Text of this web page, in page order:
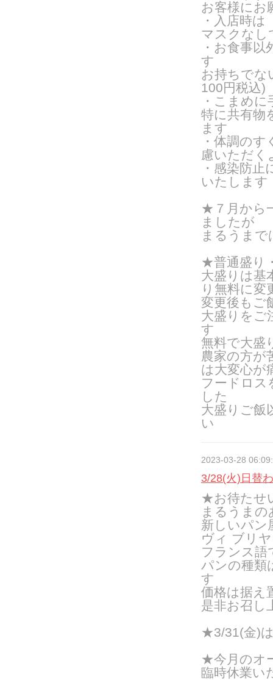
お客様にお
・入店時
マスクなし
・お食事
す
お持ちでな
100円税込)
・こまめ
特に共有物
ます
・体調の
慮いただく
・感染防
いたします
★７月から
ましたが
まるうま
★普通盛り
大盛りは基
り無料に変
変更後もご
大盛りをご
す
無料で大盛
農家の方が
は大変心が
フードロス
した
大盛りご飯
い
2023-03-28
3/28(火)日替
★お待たせ
まるうま
新しいパン
ヴィ ブリ
フランス語
パンの種類
す
価格は据え
是非お召し
★3/31(金)
★今月のオ
臨時休業い